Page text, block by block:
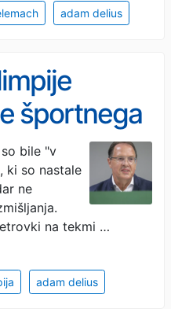
adam delius
športnega
bile "v
ki so nastale
ne
na tekmi …
adam delius